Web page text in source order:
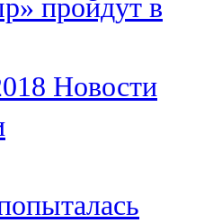
пройдут в
Новости